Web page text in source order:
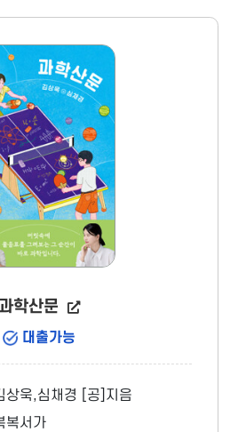
...
과학산문
대출가능
상욱,심채경 [공]지음
복서가